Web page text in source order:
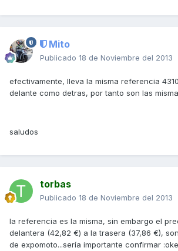
Mito
Publicado 18 de Noviembre del 2013
efectivamente, lleva la misma referencia
delante como detras, por tanto son las
saludos
torbas
Publicado 18 de Noviembre del 2013
la referencia es la misma, sin embargo el
delantera (42,82 €) a la trasera (37,86 €),
de expomoto...sería importante confirmar